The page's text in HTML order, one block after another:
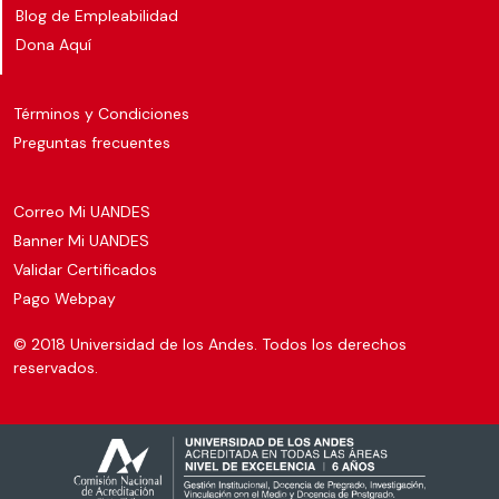
Blog de Empleabilidad
Dona Aquí
Términos y Condiciones
Preguntas frecuentes
Correo Mi UANDES
Banner Mi UANDES
Validar Certificados
Pago Webpay
© 2018 Universidad de los Andes. Todos los derechos
reservados.